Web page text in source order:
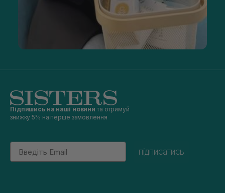
Підпишись на наші новини та отримуй
знижку 5% на перше замовлення
Email
підписатись